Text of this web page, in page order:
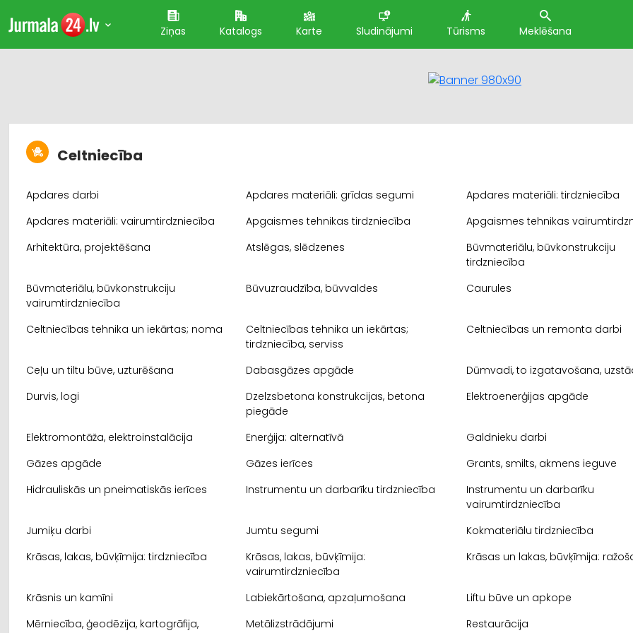
Ziņas Katalogs Karte Sludinājumi Tūrisms Meklēšana
Celtniecība
Apdares darbi Apdares materiāli: grīdas segumi
Apdares materiāli: tirdzniecība
Apdares materiāli: vairumtirdzniecība
Apgaismes tehnikas tirdzniecība
Apgaismes tehnikas
Arhitektūra, projektēšana
Atslēgas, slēdzenes
Būvmateriālu, būvkonstrukciju
tirdzniecība
Būvmateriālu, būvkonstrukciju
vairumtirdzniecība
Būvuzraudzība, būvvaldes Caurules
Celtniecības tehnika un iekārtas; noma
Celtniecības tehnika un iekārtas;
tirdzniecība, serviss
Celtniecības un remonta darbi
Ceļu un tiltu būve, uzturēšana Dabasgāzes apgāde
Dūmvadi, to izgatavošana,
Durvis, logi
Dzelzsbetona konstrukcijas, betona
piegāde
Elektroenerģijas apgāde
Elektromontāža, elektroinstalācija Enerģija: alternatīvā
Galdnieku darbi
Gāzes apgāde
Gāzes ierīces
Grants, smilts, akmens ieguve
Hidrauliskās un pneimatiskās ierīces
Instrumentu un darbarīku tirdzniecība
Instrumentu un darbarīku
vairumtirdzniecība
Jumiķu darbi
Jumtu segumi
Kokmateriālu tirdzniecība
Krāsas, lakas, būvķīmija: tirdzniecība
Krāsas, lakas, būvķīmija:
vairumtirdzniecība
Krāsas un lakas, būvķīmija:
Krāsnis un kamīni Labiekārtošana, apzaļumošana
Liftu būve un apkope
Mērniecība, ģeodēzija, kartogrāfija,
Metālizstrādājumi Restaurācija